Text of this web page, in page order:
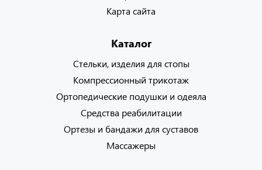
Карта сайта
Каталог
Стельки, изделия для стопы
Компрессионный трикотаж
Ортопедические подушки и одеяла
Средства реабилитации
Ортезы и бандажи для суставов
Массажеры